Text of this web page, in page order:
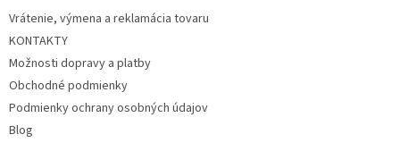
Vrátenie, výmena a reklamácia tovaru
KONTAKTY
Možnosti dopravy a platby
Obchodné podmienky
Podmienky ochrany osobných údajov
Blog